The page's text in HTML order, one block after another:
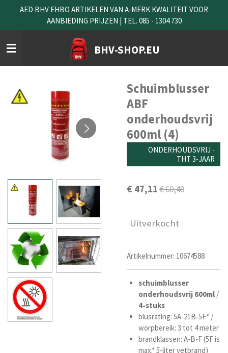
naar
de
hoofdinhoud
BHV-SHOP.EU
AED BHV EHBO ARTIKELEN VAN A-MERK KWALITEIT VOOR
AANBIEDING PRIJZEN | TEL. 085 - 1304 730
Schuimblusser
ABF
onderhoudsvrij
600ml (4)
ONDERHOUDSVRIJ -
THT 3-JAAR
€ 47,11€ 60,48
Uitverkocht
Artikelnummer: 10674588
schuimblusser
onderhoudsvrij 600ml /
4-stuks
blusrating: 5A-21B-5F* /
worpbereik: 3 tot 4 meter
brandklassen: A-B-F (5F is
max.* 5-liter vetbrand)